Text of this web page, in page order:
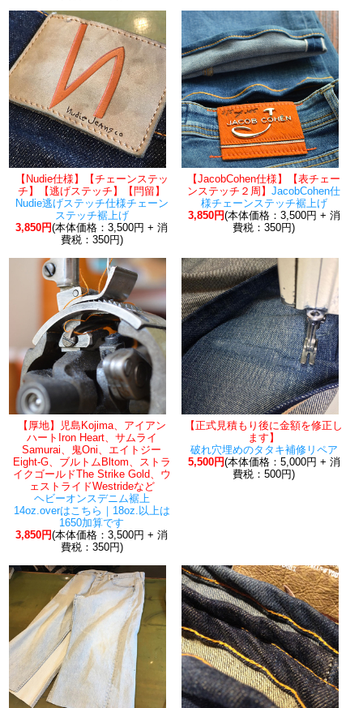
【Nudie仕様】【チェーンステッ
チ】【逃げステッチ】【閂留】
Nudie逃げステッチ仕様チェーン
ステッチ裾上げ
3,850円(本体価格：3,500円 + 消
費税：350円)
【JacobCohen仕様】【表チェー
ンステッチ２周】JacobCohen仕
様チェーンステッチ裾上げ
3,850円(本体価格：3,500円 + 消
費税：350円)
【厚地】児島Kojima、アイアン
ハートIron Heart、サムライ
Samurai、鬼Oni、エイトジー
Eight-G、ブルトムBltom、ストラ
イクゴールドThe Strike Gold、ウ
ェストライドWestrideなど
ヘビーオンスデニム裾上
14oz.overはこちら｜18oz.以上は
1650加算です
3,850円(本体価格：3,500円 + 消
費税：350円)
【正式見積もり後に金額を修正し
ます】
破れ穴埋めのタタキ補修リペア
5,500円(本体価格：5,000円 + 消
費税：500円)